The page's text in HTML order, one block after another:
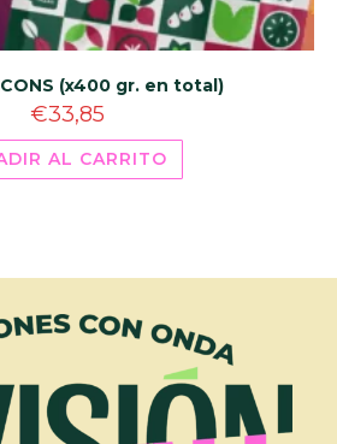
(x400 gr. en total)
€33,85
AL CARRITO